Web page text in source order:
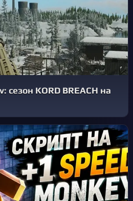
сезон KORD BREACH на